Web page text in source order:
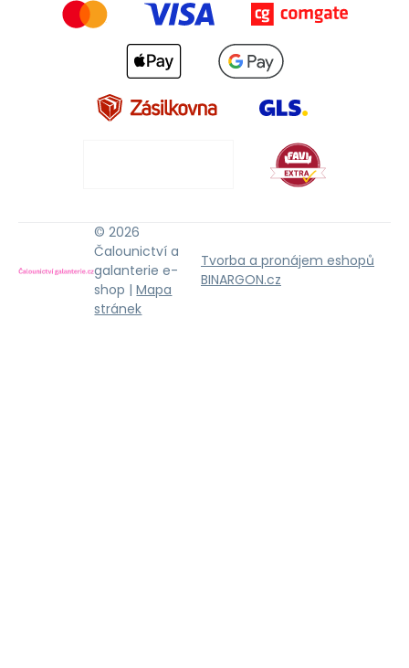
© 2026
Čalounictví a
galanterie e-
shop |Mapa
stránek
Tvorba a pronájem eshopů
BINARGON.cz